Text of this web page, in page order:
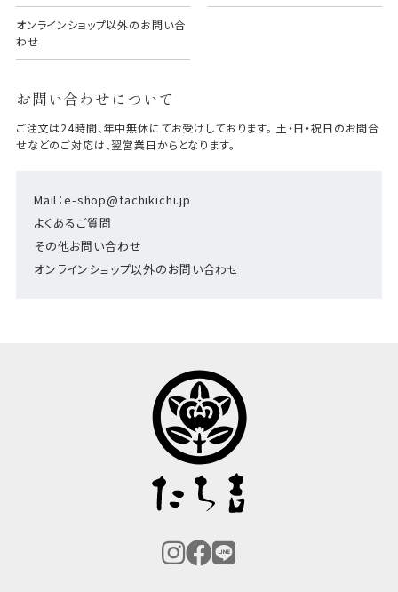
オンラインショップ以外のお問い合
わせ
お問い合わせについて
Mail：e-shop@tachikichi.jp
よくあるご質問
その他お問い合わせ
オンラインショップ以外のお問い合わせ
ご注文は24時間、年中無休にてお受けしております。 土・日・祝日のお問合
せなどのご対応は、翌営業日からとなります。